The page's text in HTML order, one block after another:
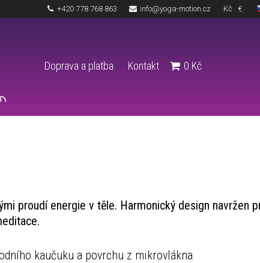
+420 778 768 863 info@yoga-motion.cz Kč €
Doprava a platba Kontakt 0 Kč
proudí energie v těle. Harmonický design navržen
kaučuku a povrchu z mikrovlákna